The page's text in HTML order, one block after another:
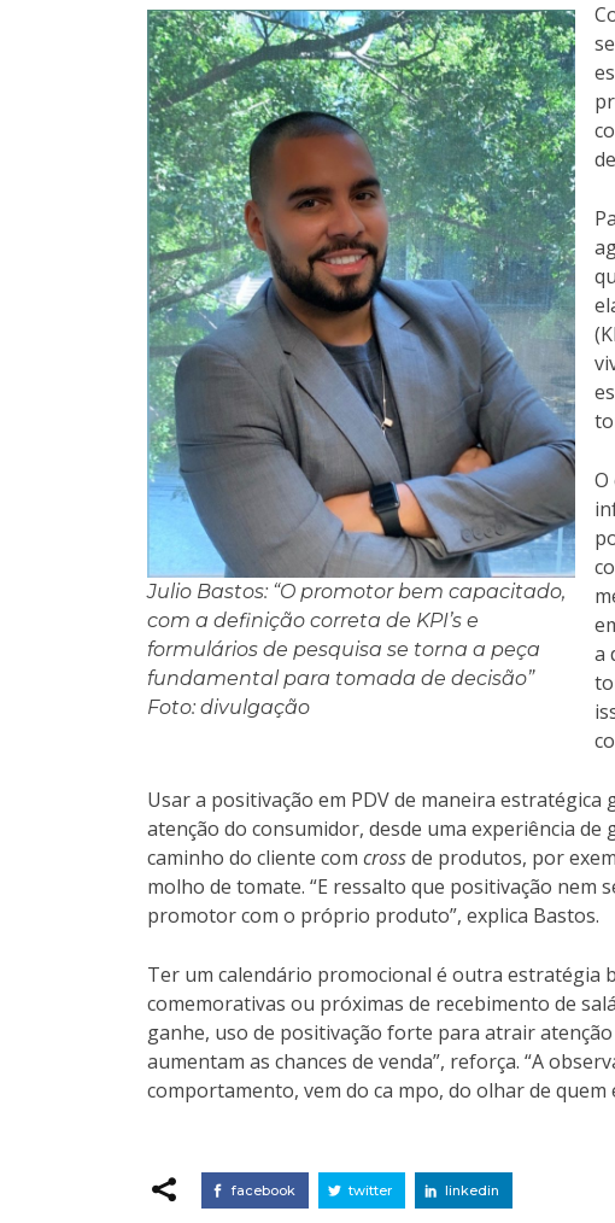
Julio Bastos: “O promotor bem capacitado,
com a definição correta de KPI’s e
formulários de pesquisa se torna a peça
fundamental para tomada de decisão”
Foto: divulgação
O
a
Usar a positivação em PDV de maneira
atenção do consumidor, desde uma experiência
caminho do cliente com crossde produtos, por
molho de tomate. “E ressalto que positivação nem
promotor com o próprio produto”, explica Bastos.
Ter um calendário promocional é outra estratégia
comemorativas ou próximas de recebimento de
ganhe, uso de positivação forte para atrair
aumentam as chances de venda”, reforça. “A
comportamento, vem do ca mpo, do olhar de
facebook twitter linkedin